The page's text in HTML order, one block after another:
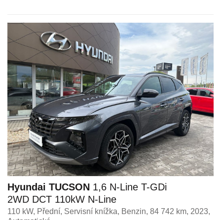
Hyundai TUCSON 1,6 N-Line T-GDi
2WD DCT 110kW N-Line
110 kW, Přední, Servisní knížka, Benzin, 84 742 km, 2023,